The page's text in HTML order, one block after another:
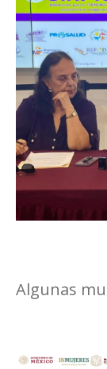
Algunas